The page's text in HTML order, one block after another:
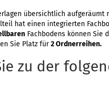
übersichtlich
hat einen integrierten
Fachbodens können Sie
Sie Platz für2 Ordnerreihen.
zu der